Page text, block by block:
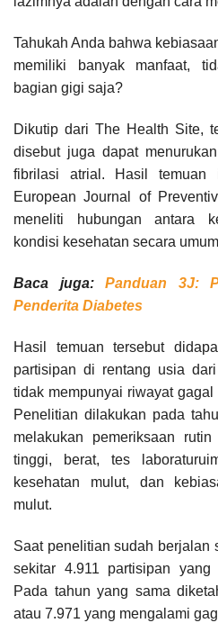
Tahukah Anda bahwa
memiliki banyak manfaat,
bagian gigi saja?
Dikutip dari The Health Site,
disebut juga dapat
fibrilasi atrial. Hasil temuan
European Journal of
meneliti hubungan antara
kondisi kesehatan secara
Baca juga:Panduan 3J:
Penderita Diabetes
Hasil temuan tersebut
partisipan di rentang usia
tidak mempunyai riwayat
Penelitian dilakukan pada
melakukan pemeriksaan
tinggi, berat, tes
kesehatan mulut, dan
mulut.
Saat penelitian sudah berjalan
sekitar 4.911 partisipan
Pada tahun yang sama
atau 7.971 yang mengalami